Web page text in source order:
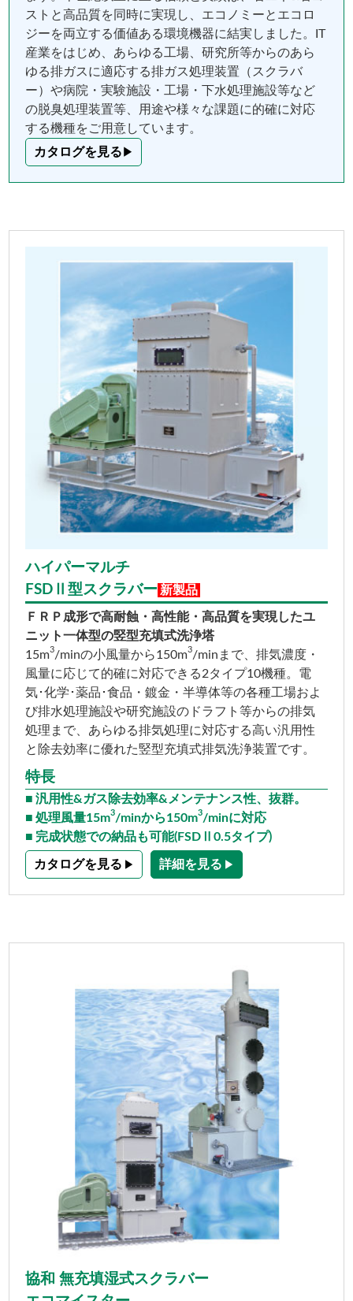
ストと高品質を同時に実現し、エコノミーとエコロ
ジーを両立する価値ある環境機器に結実しました。IT
産業をはじめ、あらゆる工場、研究所等からのあら
ゆる排ガスに適応する排ガス処理装置（スクラバ
ー）や病院・実験施設・工場・下水処理施設等など
の脱臭処理装置等、用途や様々な課題に的確に対応
する機種をご用意しています。
カタログを見る
ハイパーマルチ
FSDⅡ型スクラバー 新製品
ＦＲＰ成形で高耐蝕・高性能・高品質を実現したユ
ニット一体型の竪型充填式洗浄塔
15m3/minの小風量から150m3/minまで、排気濃度・
風量に応じて的確に対応できる2タイプ10機種。電
気･化学･薬品･食品・鍍金・半導体等の各種工場およ
び排水処理施設や研究施設のドラフト等からの排気
処理まで、あらゆる排気処理に対応する高い汎用性
と除去効率に優れた竪型充填式排気洗浄装置です。
特長
汎用性&ガス除去効率&メンテナンス性、抜群。
処理風量15m3/minから150m3/minに対応
完成状態での納品も可能(FSDⅡ0.5タイプ)
カタログを見る 詳細を見る
協和 無充填湿式スクラバー